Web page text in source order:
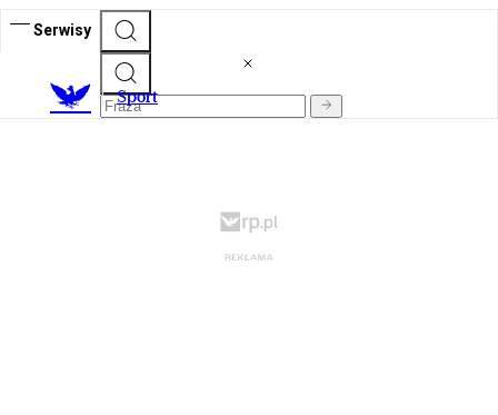
Serwisy
Sport